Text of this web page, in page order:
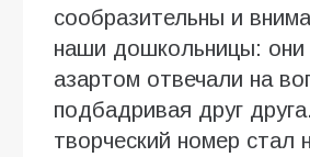
сообразительны и
наши дошкольницы: они
азартом отвечали на
подбадривая друг
творческий номер стал